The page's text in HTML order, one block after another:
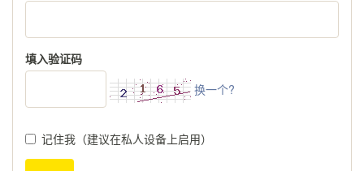
填入验证码
换一个?
记住我（建议在私人设备上启用）